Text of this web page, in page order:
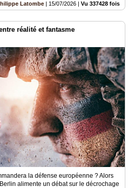
Latombe | 15/07/2026 | Vu 337428 fois
réalité et fantasme
la défense européenne ? Alors
alimente un débat sur le décrochage